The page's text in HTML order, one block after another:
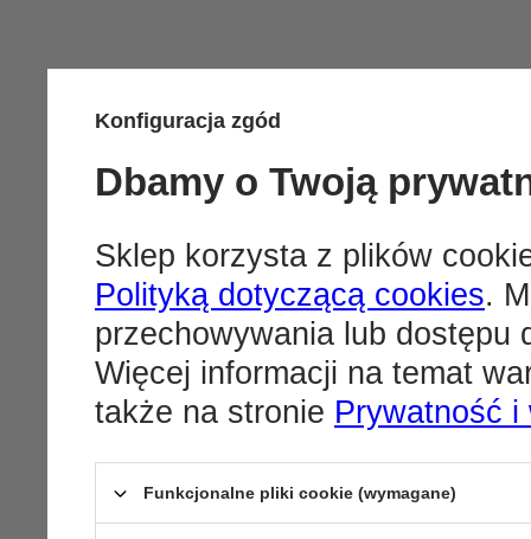
Konfiguracja zgód
Dbamy o Twoją
Sklep korzysta z plików
Polityką dotyczącą cookies.
przechowywania lub dostępu
Więcej informacji na temat
także na stronie Prywatność i
Funkcjonalne pliki cookie (wymagane)